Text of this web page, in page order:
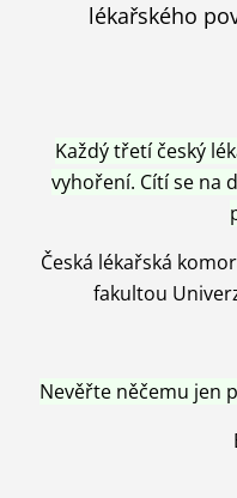
lékařského
Každý třetí český
vyhoření. Cítí se na
Česká lékařská
fakultou
Nevěřte něčemu jen